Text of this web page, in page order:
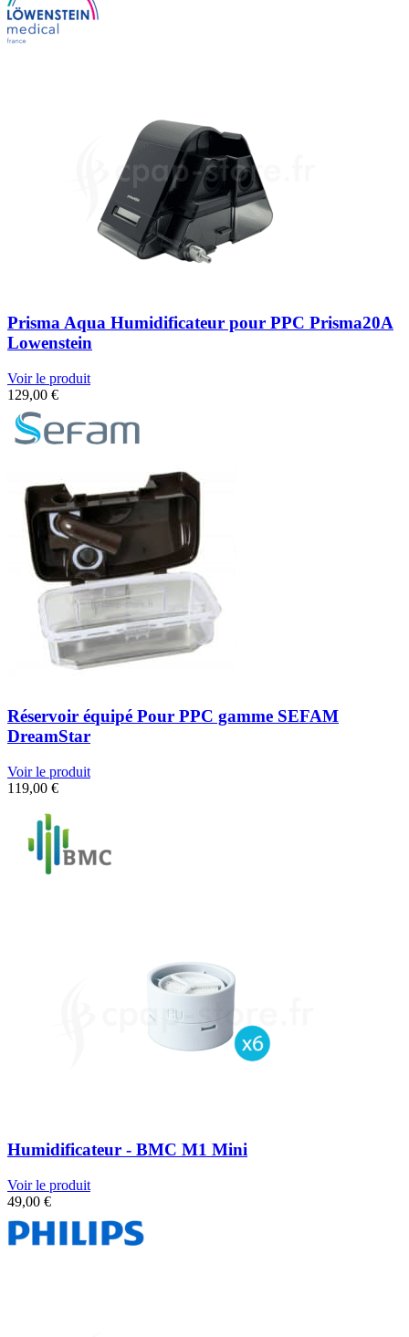
Prisma Aqua Humidificateur pour PPC Prisma20A
Lowenstein
Voir le produit
129,00 €
Réservoir équipé Pour PPC gamme SEFAM
DreamStar
Voir le produit
119,00 €
Humidificateur - BMC M1 Mini
Voir le produit
49,00 €